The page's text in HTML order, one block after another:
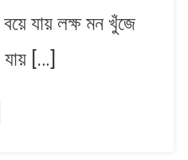
যায় লক্ষ মন খুঁজে
[…]